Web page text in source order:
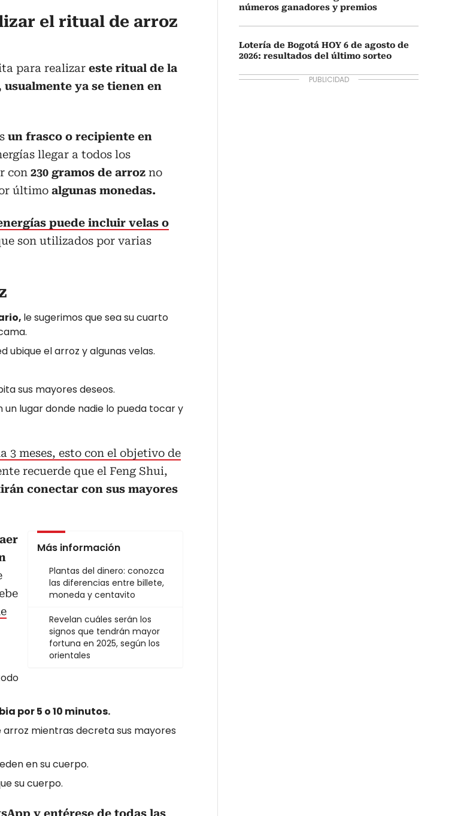
el ritual de arroz
para realizar este ritual de la
ya se tienen en
un frasco o recipiente en
llegar a todos los
con 230 gramos de arroz no
último algunas monedas.
puede incluir velas o
son utilizados por varias
le sugerimos que sea su cuarto
ubique el arroz y algunas velas.
sus mayores deseos.
un lugar donde nadie lo pueda tocar y
3 meses, esto con el objetivo de
recuerde que el Feng Shui,
conectar con sus mayores
Más información
Plantas del dinero: conozca
las diferencias entre billete,
moneda y centavito
Revelan cuáles serán los
signos que tendrán mayor
fortuna en 2025, según los
orientales
por 5 o 10 minutos.
arroz mientras decreta sus mayores
en su cuerpo.
su cuerpo.
y entérese de todas las
números ganadores y premios
Lotería de Bogotá HOY 6 de agosto de
2026: resultados del último sorteo